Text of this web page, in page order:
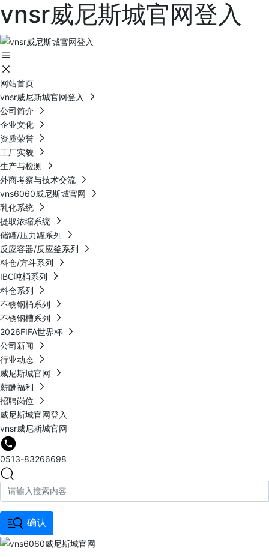
vnsr威尼斯城官网登入
网站首页
vnsr威尼斯城官网登入
公司简介
企业文化
资质荣誉
工厂实貌
生产与检测
外商考察与技术交流
vns6060威尼斯城官网
乳化系统
提取浓缩系统
储罐/压力罐系列
反应容器/反应釜系列
料仓/方斗系列
IBC吨桶系列
料仓系列
不锈钢桶系列
不锈钢槽系列
2026FIFA世界杯
公司新闻
行业动态
威尼斯城官网
薪酬福利
招聘岗位
威尼斯城官网登入
vnsr威尼斯城官网
0513-83266698
确认